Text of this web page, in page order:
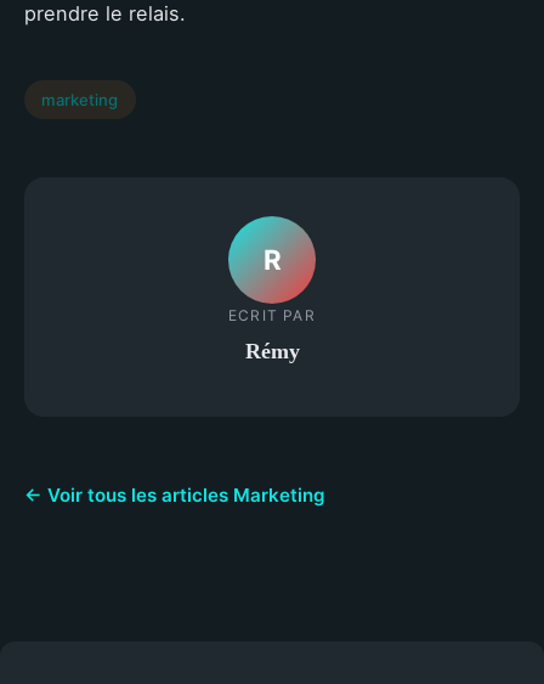
prendre le relais.
marketing
R
ECRIT PAR
Rémy
← Voir tous les articles Marketing